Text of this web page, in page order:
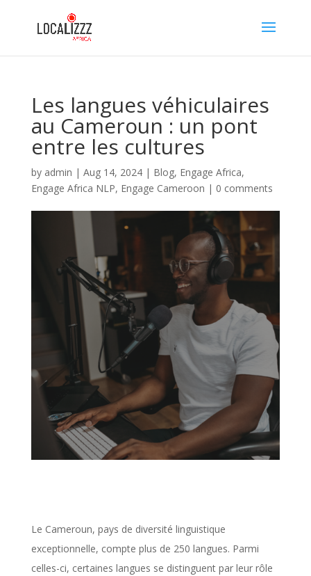
Les langues véhiculaires
au Cameroun : un pont
entre les cultures
by admin | Aug 14, 2024| Blog, Engage Africa,
Engage Africa NLP, Engage Cameroon | 0 comments
Le Cameroun, pays de diversité linguistique
exceptionnelle, compte plus de 250 langues. Parmi
celles-ci, certaines langues se distinguent par leur rôle